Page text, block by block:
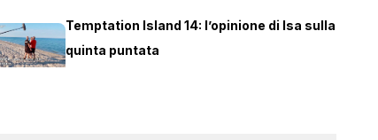
Temptation Island 14: l’opinione di Isa sulla
quinta puntata